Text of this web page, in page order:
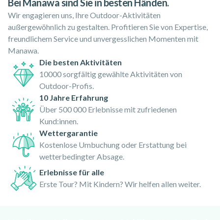
Bei Manawa sind Sie in besten Händen.
Wir engagieren uns, Ihre Outdoor-Aktivitäten
außergewöhnlich zu gestalten. Profitieren Sie von Expertise,
freundlichem Service und unvergesslichen Momenten mit
Manawa.
Die besten Aktivitäten
10000 sorgfältig gewählte Aktivitäten von
Outdoor-Profis.
10 Jahre Erfahrung
Über 500 000 Erlebnisse mit zufriedenen
Kund:innen.
Wettergarantie
Kostenlose Umbuchung oder Erstattung bei
wetterbedingter Absage.
Erlebnisse für alle
Erste Tour? Mit Kindern? Wir helfen allen weiter.